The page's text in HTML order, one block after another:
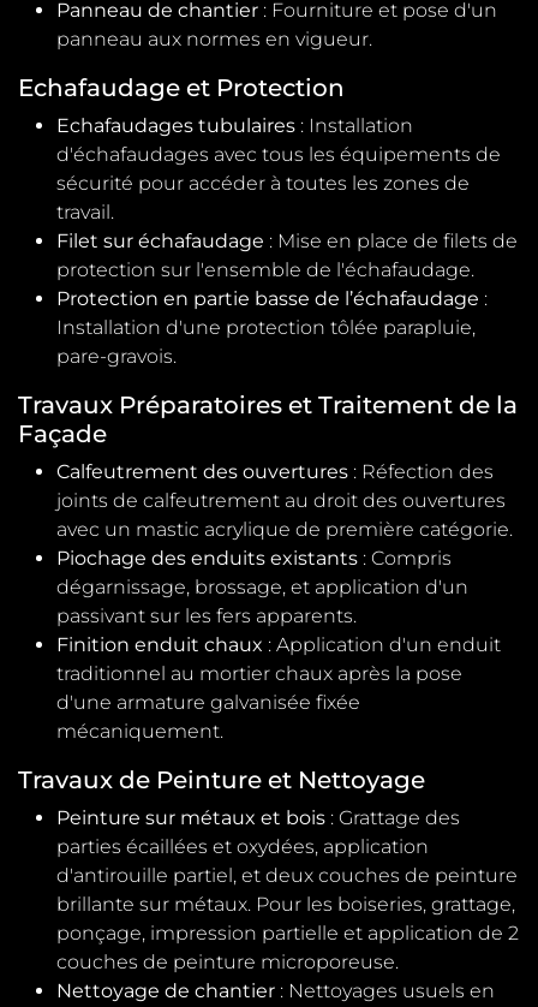
Panneau de chantier : Fourniture et pose d'un
panneau aux normes en vigueur.
Echafaudage et Protection
Echafaudages tubulaires : Installation
d'échafaudages avec tous les équipements de
sécurité pour accéder à toutes les zones de
travail.
Filet sur échafaudage : Mise en place de filets de
protection sur l'ensemble de l'échafaudage.
Protection en partie basse de l’échafaudage :
Installation d'une protection tôlée parapluie,
pare-gravois.
Travaux Préparatoires et Traitement de la
Façade
Calfeutrement des ouvertures : Réfection des
joints de calfeutrement au droit des ouvertures
avec un mastic acrylique de première catégorie.
Piochage des enduits existants : Compris
dégarnissage, brossage, et application d'un
passivant sur les fers apparents.
Finition enduit chaux : Application d'un enduit
traditionnel au mortier chaux après la pose
d'une armature galvanisée fixée
mécaniquement.
Travaux de Peinture et Nettoyage
Peinture sur métaux et bois : Grattage des
parties écaillées et oxydées, application
d'antirouille partiel, et deux couches de peinture
brillante sur métaux. Pour les boiseries, grattage,
ponçage, impression partielle et application de 2
couches de peinture microporeuse.
Nettoyage de chantier : Nettoyages usuels en